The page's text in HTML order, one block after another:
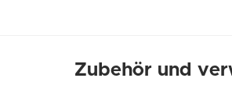
Zubehör und